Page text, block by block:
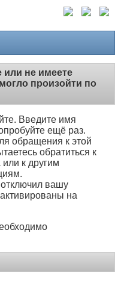
или не имеете
произойти по
Введите имя
ещё раз.
обращения к этой
обратиться к
к другим
вашу
на